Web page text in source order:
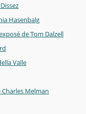
Hasenbalg
de Tom Dalzell
Valle
Melman